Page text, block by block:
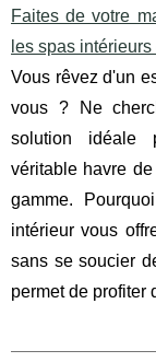
Faites de votre
les spas
Vous rêvez d'un
vous ? Ne
solution idéale
véritable havre
gamme.
intérieur vous
sans se soucier
permet de profiter